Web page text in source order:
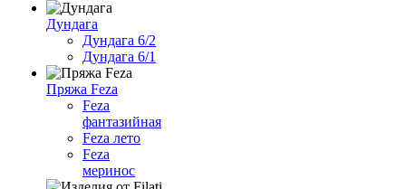
Дундага
Дундага 6/2
Дундага 6/1
Пряжа Feza
Feza
фантазийная
Feza лето
Feza
меринос